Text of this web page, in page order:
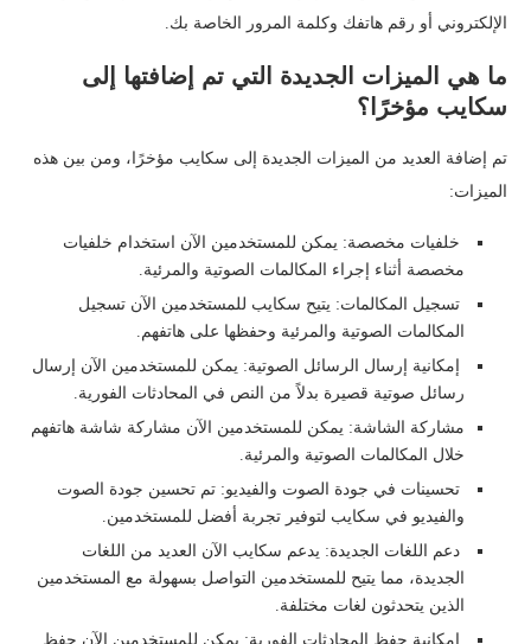
الإلكتروني أو رقم هاتفك وكلمة المرور الخاصة بك.
ما هي الميزات الجديدة التي تم إضافتها إلى
سكايب مؤخرًا؟
تم إضافة العديد من الميزات الجديدة إلى سكايب مؤخرًا، ومن بين هذه
الميزات:
خلفيات مخصصة: يمكن للمستخدمين الآن استخدام خلفيات
مخصصة أثناء إجراء المكالمات الصوتية والمرئية.
تسجيل المكالمات: يتيح سكايب للمستخدمين الآن تسجيل
المكالمات الصوتية والمرئية وحفظها على هاتفهم.
إمكانية إرسال الرسائل الصوتية: يمكن للمستخدمين الآن إرسال
رسائل صوتية قصيرة بدلاً من النص في المحادثات الفورية.
مشاركة الشاشة: يمكن للمستخدمين الآن مشاركة شاشة هاتفهم
خلال المكالمات الصوتية والمرئية.
تحسينات في جودة الصوت والفيديو: تم تحسين جودة الصوت
والفيديو في سكايب لتوفير تجربة أفضل للمستخدمين.
دعم اللغات الجديدة: يدعم سكايب الآن العديد من اللغات
الجديدة، مما يتيح للمستخدمين التواصل بسهولة مع المستخدمين
الذين يتحدثون لغات مختلفة.
إمكانية حفظ المحادثات الفورية: يمكن للمستخدمين الآن حفظ